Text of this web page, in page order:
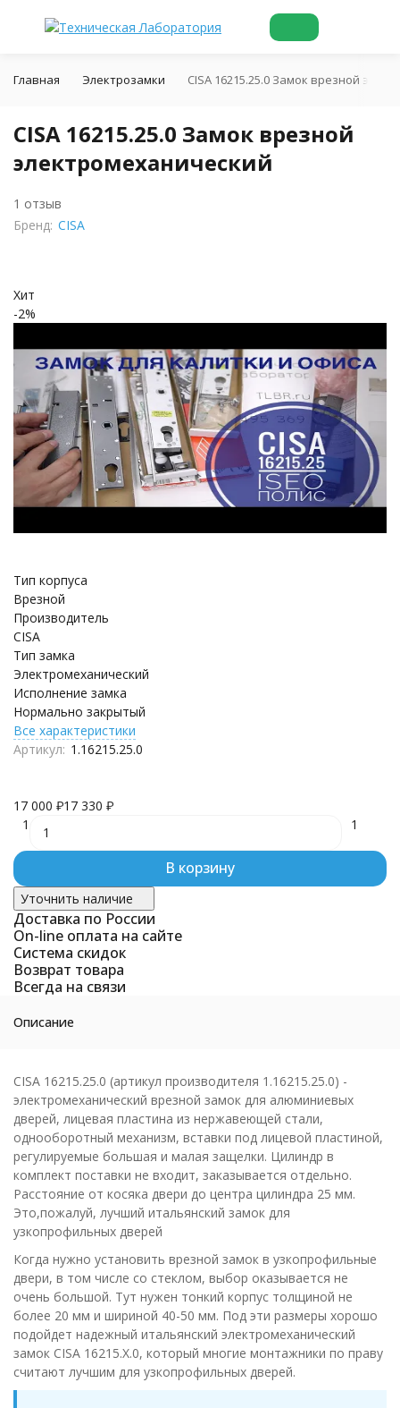
Главная Электрозамки CISA 16215.25.0 Замок врезной
CISA 16215.25.0 Замок врезной
электромеханический
1 отзыв
Бренд: CISA
Хит
-2%
Тип корпуса
Врезной
Производитель
CISA
Тип замка
Электромеханический
Исполнение замка
Нормально закрытый
Все характеристики
Артикул: 1.16215.25.0
17 000 ₽17 330 ₽
1
1
В корзину
Уточнить наличие
Доставка по России
On-line оплата на сайте
Система скидок
Возврат товара
Всегда на связи
Описание
CISA 16215.25.0 (артикул производителя 1.16215.25.0) -
электромеханический врезной замок для алюминиевых
дверей, лицевая пластина из нержавеющей стали,
однооборотный механизм, вставки под лицевой пластиной,
регулируемые большая и малая защелки. Цилиндр в
комплект поставки не входит, заказывается отдельно.
Расстояние от косяка двери до центра цилиндра 25 мм.
Это,пожалуй, лучший итальянский замок для
узкопрофильных дверей
Когда нужно установить врезной замок в узкопрофильные
двери, в том числе со стеклом, выбор оказывается не
очень большой. Тут нужен тонкий корпус толщиной не
более 20 мм и шириной 40-50 мм. Под эти размеры хорошо
подойдет надежный итальянский электромеханический
замок CISA 16215.X.0, который многие монтажники по праву
считают лучшим для узкопрофильных дверей.